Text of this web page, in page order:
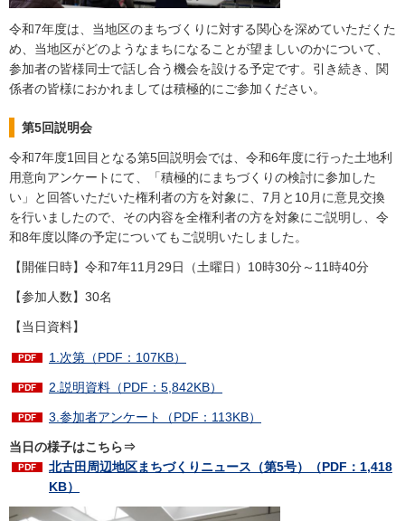
令和7年度は、当地区のまちづくりに対する関心を深めていただくた
め、当地区がどのようなまちになることが望ましいのかについて、
参加者の皆様同士で話し合う機会を設ける予定です。引き続き、関
係者の皆様におかれましては積極的にご参加ください。
第5回説明会
令和7年度1回目となる第5回説明会では、令和6年度に行った土地利
用意向アンケートにて、「積極的にまちづくりの検討に参加した
い」と回答いただいた権利者の方を対象に、7月と10月に意見交換
を行いましたので、その内容を全権利者の方を対象にご説明し、令
和8年度以降の予定についてもご説明いたしました。
【開催日時】令和7年11月29日（土曜日）10時30分～11時40分
【参加人数】30名
【当日資料】
1.次第（PDF：107KB）
2.説明資料（PDF：5,842KB）
3.参加者アンケート（PDF：113KB）
当日の様子はこちら⇒
北古田周辺地区まちづくりニュース（第5号）（PDF：1,418
KB）